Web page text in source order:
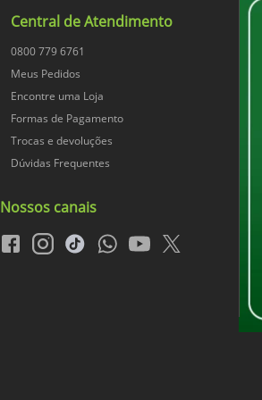
Central de Atendimento
0800 779 6761
Meus Pedidos
Encontre uma Loja
Formas de Pagamento
Trocas e devoluções
Dúvidas Frequentes
Nossos canais
facebookinstagram
tiktok whatsappyoutube
x